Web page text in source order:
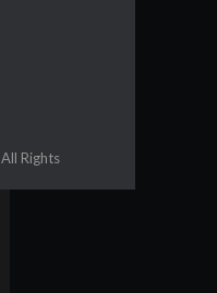
All Rights